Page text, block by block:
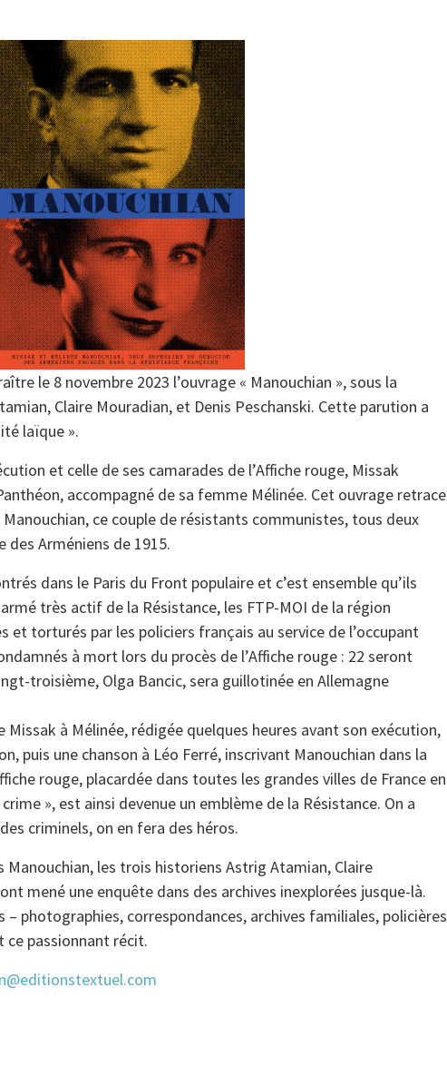
le 8 novembre 2023 l’ouvrage « Manouchian », sous la
Claire Mouradian, et Denis Peschanski. Cette parution a
laïque ».
et celle de ses camarades de l’Affiche rouge, Missak
accompagné de sa femme Mélinée. Cet ouvrage retrace
ce couple de résistants communistes, tous deux
des Arméniens de 1915.
dans le Paris du Front populaire et c’est ensemble qu’ils
très actif de la Résistance, les FTP-MOI de la région
et torturés par les policiers français au service de l’occupant
à mort lors du procès de l’Affiche rouge : 22 seront
troisième, Olga Bancic, sera guillotinée en Allemagne
à Mélinée, rédigée quelques heures avant son exécution,
puis une chanson à Léo Ferré, inscrivant Manouchian dans la
rouge, placardée dans toutes les grandes villes de France en
», est ainsi devenue un emblème de la Résistance. On a
criminels, on en fera des héros.
Manouchian, les trois historiens Astrig Atamian, Claire
mené une enquête dans des archives inexplorées jusque-là.
photographies, correspondances, archives familiales, policières
passionnant récit.